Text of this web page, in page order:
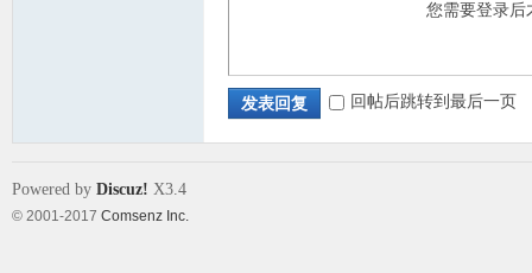
您需要登录
发表回复 回帖后跳转到最后一页
Powered by Discuz! X3.4
© 2001-2017 Comsenz Inc.